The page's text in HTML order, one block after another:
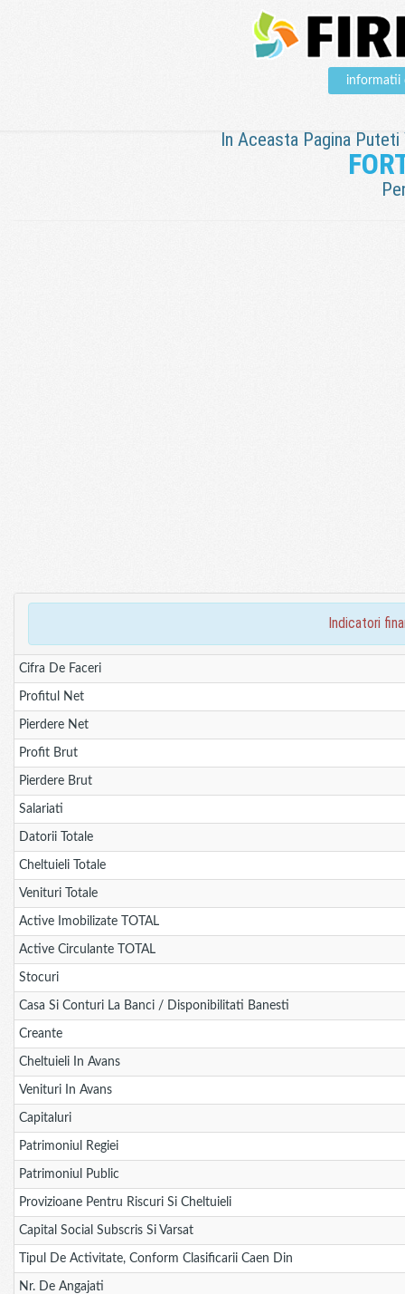
informatii
In Aceasta Pagina
indicatori
Cifra De Faceri
Profitul Net
Pierdere Net
Profit Brut
Pierdere Brut
Salariati
Datorii Totale
Cheltuieli Totale
Venituri Totale
Active Imobilizate TOTAL
Active Circulante TOTAL
Stocuri
Casa Si Conturi La Banci / Disponibilitati Banesti
Creante
Cheltuieli In Avans
Venituri In Avans
Capitaluri
Patrimoniul Regiei
Patrimoniul Public
Provizioane Pentru Riscuri Si Cheltuieli
Capital Social Subscris Si Varsat
Tipul De Activitate, Conform Clasificarii Caen Din
Nr. De Angajati